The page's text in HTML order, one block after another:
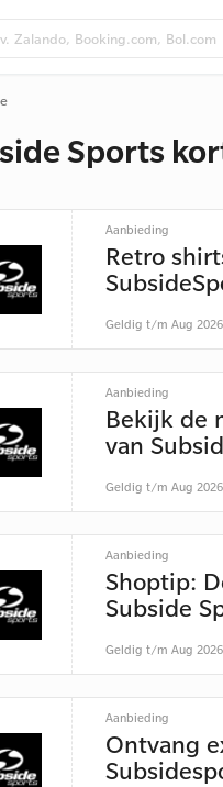
Sports
Aanbieding
Retro
Geldig t/m Aug 2026
Aanbieding
Bekijk de
van
Geldig t/m Aug 2026
Aanbieding
Shoptip:
Subside
Geldig t/m Aug 2026
Aanbieding
Ontvang